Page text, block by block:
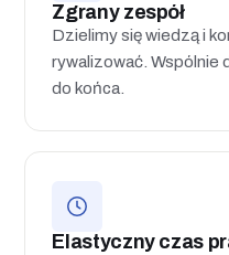
Zgrany zespół
Dzielimy się wiedzą i
rywalizować. Wspólnie
do końca.
Elastyczny czas